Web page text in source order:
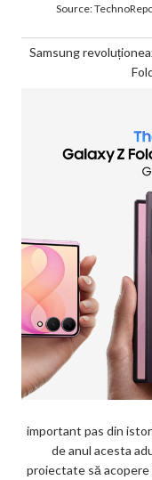
Source:
Samsung
important pas din
de anul acesta
proiectate să